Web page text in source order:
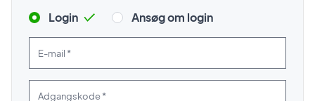
Login Ansøg om login